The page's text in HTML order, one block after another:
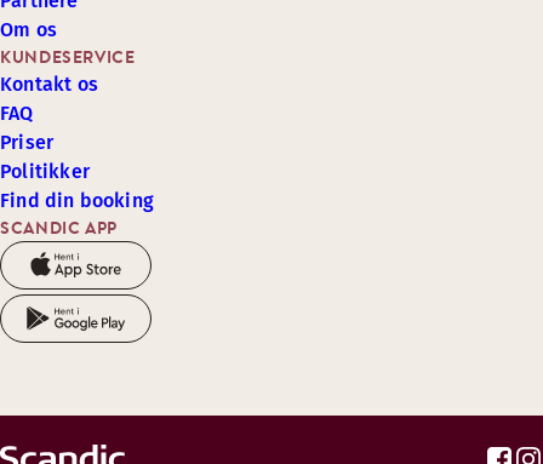
SCANDIC APP
KUNDESERVICE
Kontakt os
FAQ
Priser
Politikker
Find din booking
Om os